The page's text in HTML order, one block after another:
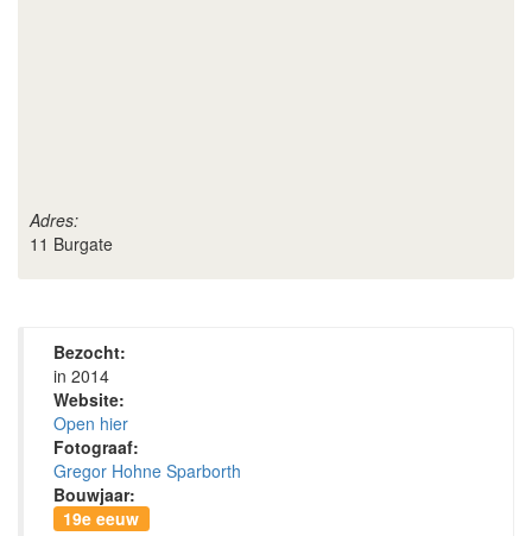
Adres:
11 Burgate
Bezocht:
in 2014
Website:
Open hier
Fotograaf:
Gregor Hohne Sparborth
Bouwjaar:
19e eeuw